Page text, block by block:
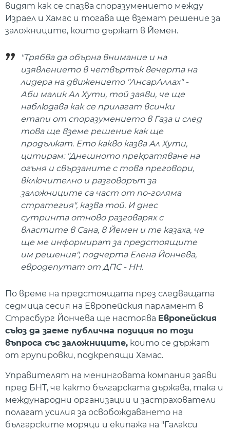
видят как се спазва споразумението между
Израел и Хамас и тогава ще вземат решение за
заложниците, които държат в Йемен.
"Трябва да обърна внимание и на
изявлението в четвъртък вечерта на
лидера на движението "АнсарАллах" -
Аби малик Ал Хути, той заяви, че ще
наблюдава как се прилагат всички
етапи от споразумението в Газа и след
това ще вземе решение как ще
продължат. Ето какво казва Ал Хути,
цитирам: "Днешното прекратяване на
огъня и свързаните с това преговори,
включително и разговорът за
заложниците са част от по-голяма
стратегия", казва той. И днес
сутринта отново разговарях с
властите в Сана, в Йемен и те казаха, че
ще ме информират за предстоящите
им решения", подчерта Елена Йончева,
евродепутат от ДПС - НН.
По време на предстоящата през следващата
седмица сесия на Европейския парламент в
Страсбург Йончева ще настоява Европейския
съюз да заеме публична позиция по този
въпроса със заложниците, които се държат
от групировки, подкрепящи Хамас.
Управителят на менинговата компания заяви
пред БНТ, че както българската държава, така и
международни организации и застрахователи
полагат усилия за освобождаването на
българските моряци и екипажа на "Галакси